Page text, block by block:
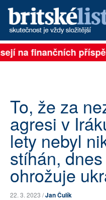
PŘIHLÁSIT
ARCHIV
ROZHOVORY
TÉMATA
NEJČTENĚJŠÍ ZA 7 DNÍ
AUTOŘI
na finančních
To, že za
agresi v
lety nebyl
stíhán,
ohrožuje
22. 3. 2023 /Jan Čulík